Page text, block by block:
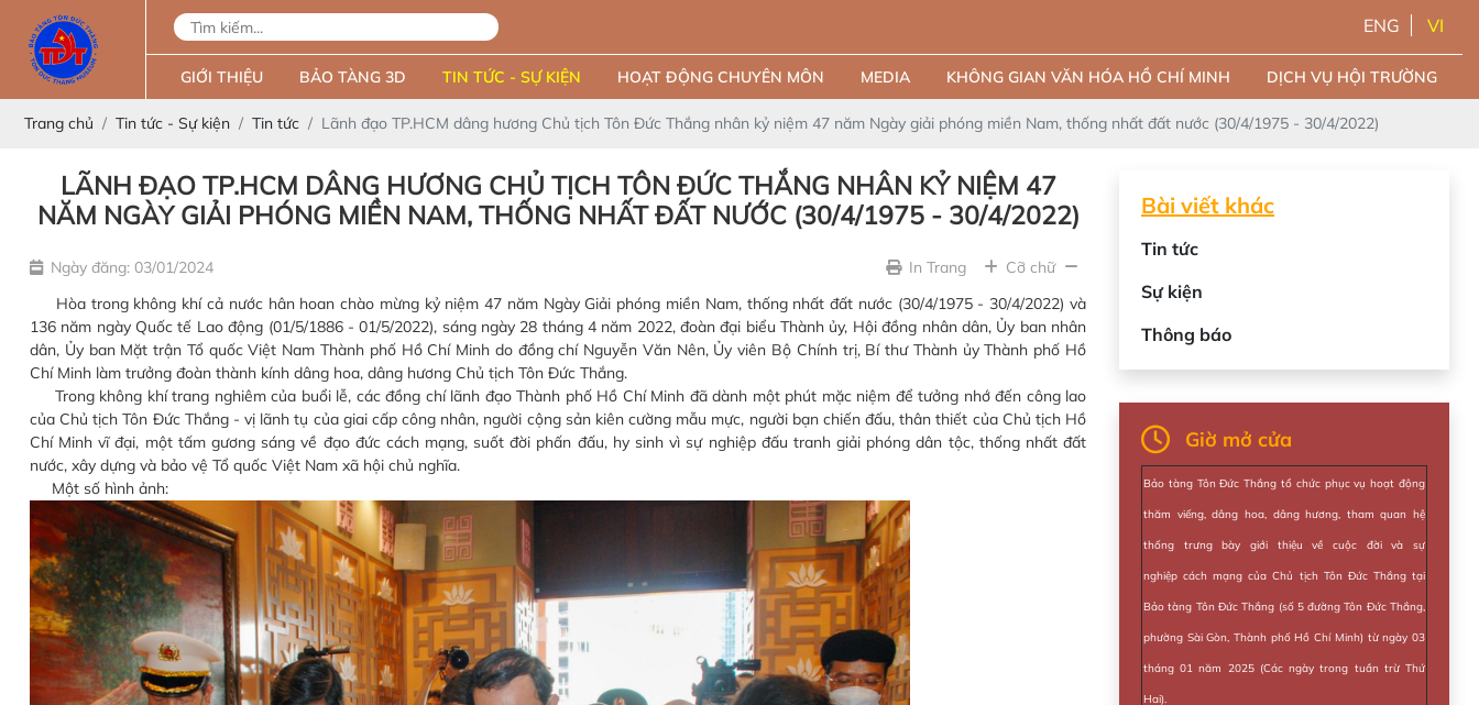
ENG VI
GIỚI THIỆU BẢO TÀNG 3D TIN TỨC - SỰ KIỆN HOẠT ĐỘNG CHUYÊN MÔN MEDIA KHÔNG GIAN VĂN HÓA HỒ CHÍ MINH DỊCH VỤ HỘI TRƯỜNG
Trang chủ Tin tức - Sự kiện Tin tức Lãnh đạo TP.HCM dâng hương Chủ tịch Tôn Đức Thắng nhân kỷ niệm 47 năm Ngày giải phóng miền Nam, thống nhất đất nước (30/4/1975 - 30/4/2022)
LÃNH ĐẠO TP.HCM DÂNG HƯƠNG CHỦ TỊCH TÔN ĐỨC THẮNG NHÂN KỶ NIỆM 47
NĂM NGÀY GIẢI PHÓNG MIỀN NAM, THỐNG NHẤT ĐẤT NƯỚC (30/4/1975 - 30/4/2022)
Ngày đăng: 03/01/2024 In Trang
Cỡ chữ
Hòa trong không khí cả nước hân hoan chào mừng kỷ niệm 47 năm Ngày Giải phóng miền Nam, thống nhất đất nước (30/4/1975 - 30/4/2022) và
136 năm ngày Quốc tế Lao động (01/5/1886 - 01/5/2022), sáng ngày 28 tháng 4 năm 2022, đoàn đại biểu Thành ủy, Hội đồng nhân dân, Ủy ban nhân
dân, Ủy ban Mặt trận Tổ quốc Việt Nam Thành phố Hồ Chí Minh do đồng chí Nguyễn Văn Nên, Ủy viên Bộ Chính trị, Bí thư Thành ủy Thành phố Hồ
Chí Minh làm trưởng đoàn thành kính dâng hoa, dâng hương Chủ tịch Tôn Đức Thắng.
Trong không khí trang nghiêm của buổi lễ, các đồng chí lãnh đạo Thành phố Hồ Chí Minh đã dành một phút mặc niệm để tưởng nhớ đến công lao
của Chủ tịch Tôn Đức Thắng - vị lãnh tụ của giai cấp công nhân, người cộng sản kiên cường mẫu mực, người bạn chiến đấu, thân thiết của Chủ tịch Hồ
Chí Minh vĩ đại, một tấm gương sáng về đạo đức cách mạng, suốt đời phấn đấu, hy sinh vì sự nghiệp đấu tranh giải phóng dân tộc, thống nhất đất
nước, xây dựng và bảo vệ Tổ quốc Việt Nam xã hội chủ nghĩa.
Một số hình ảnh:
Bài viết khác
Tin tức
Sự kiện
Thông báo
Giờ mở cửa
Bảo tàng Tôn Đức Thắng tổ chức phục vụ hoạt động
thăm viếng, dâng hoa, dâng hương, tham quan hệ
thống trưng bày giới thiệu về cuộc đời và sự
nghiệp cách mạng của Chủ tịch Tôn Đức Thắng tại
Bảo tàng Tôn Đức Thắng (số 5 đường Tôn Đức Thắng,
phường Sài Gòn, Thành phố Hồ Chí Minh) từ ngày 03
tháng 01 năm 2025 (Các ngày trong tuần trừ Thứ
Hai).